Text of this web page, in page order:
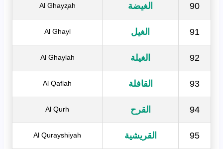
90 الغيضة Al Ghayz̧ah
91 الغيل Al Ghayl
92 الغيلة Al Ghaylah
93 القافلة Al Qaflah
94 القرح Al Qurh
95 القريشية Al Qurayshiyah